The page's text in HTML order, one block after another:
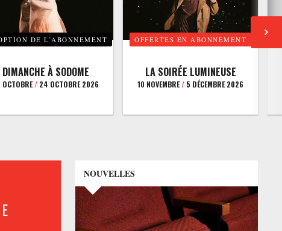
DE L’ABONNEMENT
DIMANCHE À SODOME
OCTOBRE/24 OCTOBRE 2026
OFFERTES EN ABONNEMENT
LA SOIRÉE LUMINEUSE
10 NOVEMBRE/ 5 DÉCEMBRE 2026
NOUVELLES